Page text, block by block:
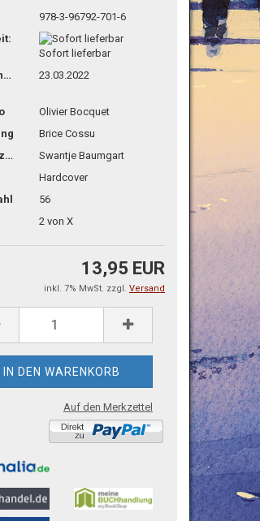
978-3-96792-701-6
Sofort lieferbar
23.03.2022
Olivier Bocquet
Brice Cossu
Übersetzg.
Swantje Baumgart
Hardcover
56
2 von X
13,95 EUR
inkl. 7% MwSt. zzgl. Versand
Auf den Merkzettel